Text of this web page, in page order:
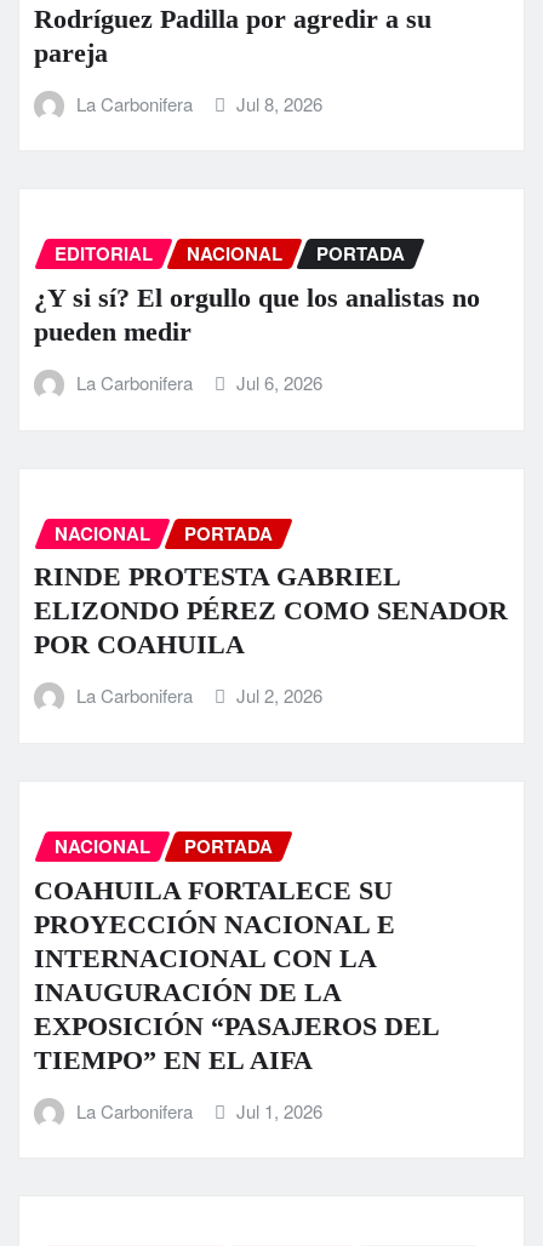
Rodríguez Padilla por agredir a su
pareja
La Carbonifera Jul 8, 2026
EDITORIAL NACIONAL PORTADA
¿Y si sí? El orgullo que los analistas no
pueden medir
La Carbonifera Jul 6, 2026
NACIONAL PORTADA
RINDE PROTESTA GABRIEL
ELIZONDO PÉREZ COMO SENADOR
POR COAHUILA
La Carbonifera Jul 2, 2026
NACIONAL PORTADA
COAHUILA FORTALECE SU
PROYECCIÓN NACIONAL E
INTERNACIONAL CON LA
INAUGURACIÓN DE LA
EXPOSICIÓN “PASAJEROS DEL
TIEMPO” EN EL AIFA
La Carbonifera Jul 1, 2026